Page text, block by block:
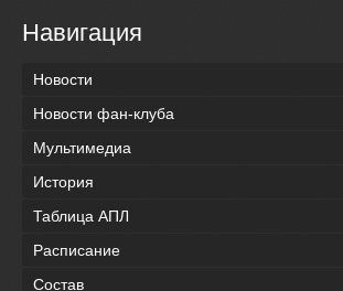
Навигация
Новости
Новости фан-клуба
Мультимедиа
История
Таблица АПЛ
Расписание
Состав